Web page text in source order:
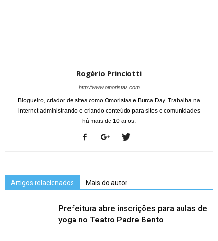
Rogério Princiotti
http://www.omoristas.com
Blogueiro, criador de sites como Omoristas e Burca Day. Trabalha na
internet administrando e criando conteúdo para sites e comunidades
há mais de 10 anos.
Artigos relacionados Mais do autor
Prefeitura abre inscrições para aulas de
yoga no Teatro Padre Bento